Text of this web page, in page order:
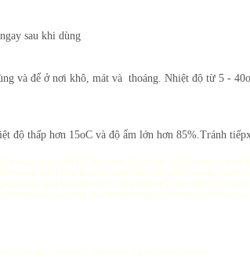
sau khi dùng
và để ở nơi khô, mát và thoáng. Nhiệt độ từ 5 -
độ thấp hơn 15oC và độ ẩm lớn hơn 85%.Tránh
thu mua máy giặt cũ, thu mua điều hòa cũ, thu mua loa cũ,
sửa điều hòa tại nam định lắp đặt điều hòa tại nam
sua may giat tai nam dinh sửa máy giặt tại nam định
định sua lo vi song tai nam dinh bao duong dieu hoa
tivi tại Hà Nội sua tivi lcd sua tivi led sua tivi tai nha sua tivi